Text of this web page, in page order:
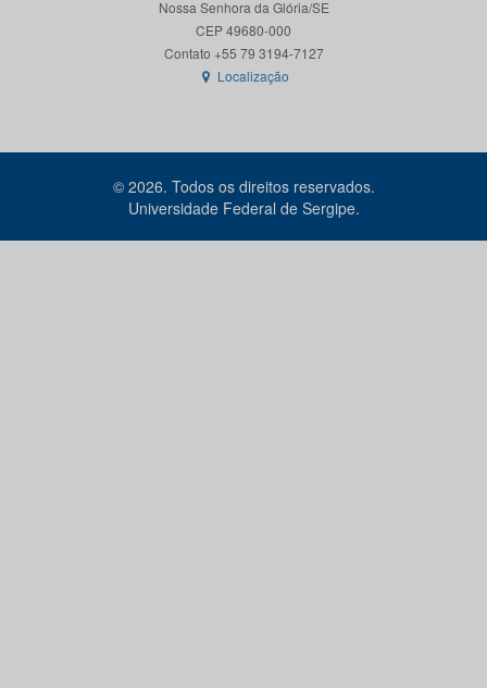
Nossa Senhora da Glória/SE
CEP 49680-000
Contato +55 79 3194-7127
Localização
© 2026. Todos os direitos reservados.
Universidade Federal de Sergipe.